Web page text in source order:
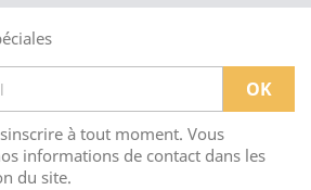
à tout moment. Vous
informations de contact dans les
du site.